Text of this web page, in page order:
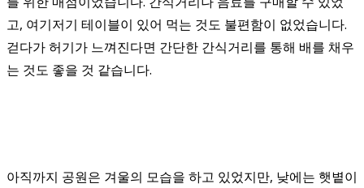
고, 여기저기 테이블이 있어 먹는 것도 불편함이 없었습니다.
걷다가 허기가 느껴진다면 간단한 간식거리를 통해 배를 채우
는 것도 좋을 것 같습니다.
아직까지 공원은 겨울의 모습을 하고 있었지만, 낮에는 햇볕이